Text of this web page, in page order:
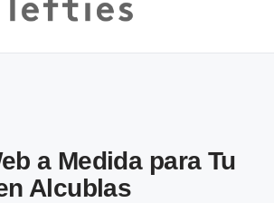
a Medida para Tu
Alcublas